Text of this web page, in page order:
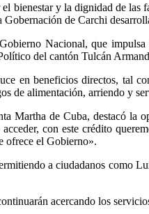
bienestar y la dignidad de las
de Carchi
Nacional, que
del cantón Tulcán
en beneficios directos, tal
de alimentación, arriendo y
Martha de Cuba, destacó la
con este crédito
ofrece el Gobierno».
a ciudadanos como
acercando los